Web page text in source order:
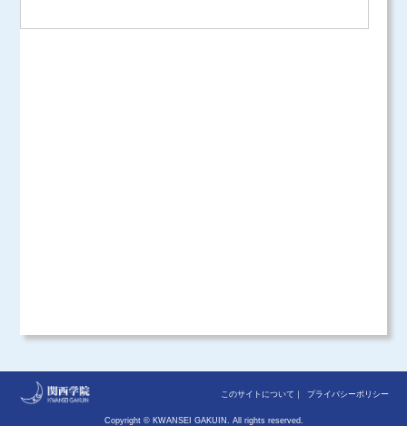
ログイン
プライバシーポリシー
このサイトについて
Copyright © KWANSEI GAKUIN. All rights reserved.